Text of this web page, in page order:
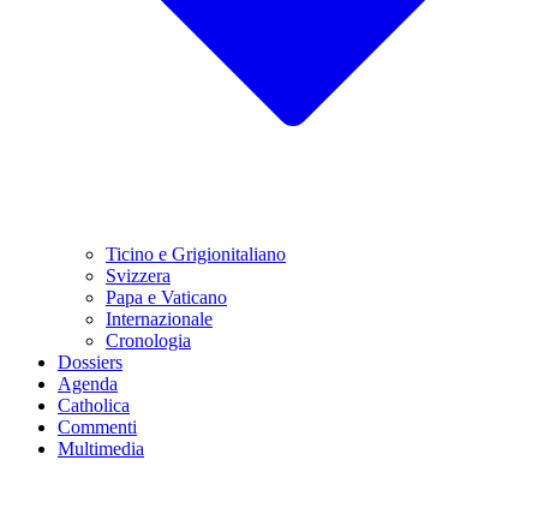
Ticino e Grigionitaliano
Svizzera
Papa e Vaticano
Internazionale
Cronologia
Dossiers
Agenda
Catholica
Commenti
Multimedia